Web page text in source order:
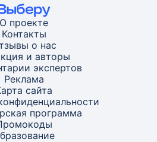
О проекте
Контакты
о нас
и авторы
экспертов
Реклама
сайта
программа